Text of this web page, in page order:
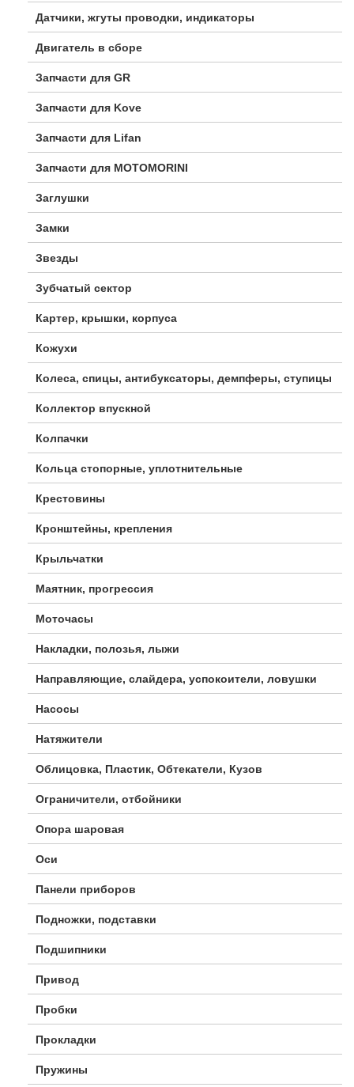
Датчики, жгуты проводки, индикаторы
Двигатель в сборе
Запчасти для GR
Запчасти для Kove
Запчасти для Lifan
Запчасти для MOTOMORINI
Заглушки
Замки
Звезды
Зубчатый сектор
Картер, крышки, корпуса
Кожухи
Колеса, спицы, антибуксаторы, демпферы, ступицы
Коллектор впускной
Колпачки
Кольца стопорные, уплотнительные
Крестовины
Кронштейны, крепления
Крыльчатки
Маятник, прогрессия
Моточасы
Накладки, полозья, лыжи
Направляющие, слайдера, успокоители, ловушки
Насосы
Натяжители
Облицовка, Пластик, Обтекатели, Кузов
Ограничители, отбойники
Опора шаровая
Оси
Панели приборов
Подножки, подставки
Подшипники
Привод
Пробки
Прокладки
Пружины